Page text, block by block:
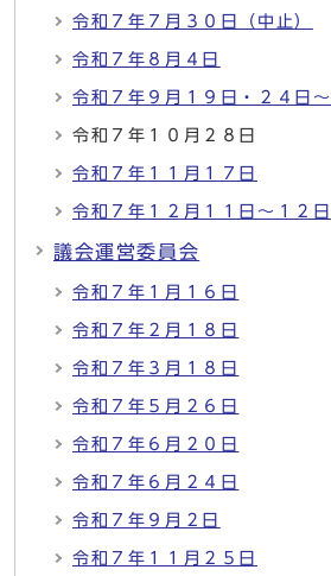
令和７年７月３０日（中止）
令和７年８月４日
令和７年９月１９日・２４日～
令和７年１０月２８日
令和７年１１月１７日
令和７年１２月１１日～１２日
議会運営委員会
令和７年１月１６日
令和７年２月１８日
令和７年３月１８日
令和７年５月２６日
令和７年６月２０日
令和７年６月２４日
令和７年９月２日
令和７年１１月２５日